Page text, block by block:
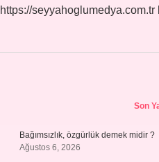
https://seyyahoglumedya.com.tr
Son
Bağımsızlık, özgürlük demek midir ?
Ağustos 6, 2026